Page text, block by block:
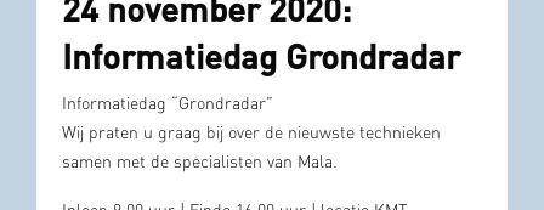
Informatiedag Grondradar
Informatiedag “Grondradar”
Wij praten u graag bij over de nieuwste technieken
samen met de specialisten van Mala.